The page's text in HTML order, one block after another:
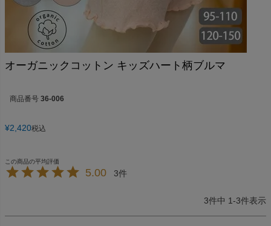
オーガニックコットン キッズハート柄ブルマ
商品番号 36-006
¥2,420税込
5.00 3
3件中 1-3件表示